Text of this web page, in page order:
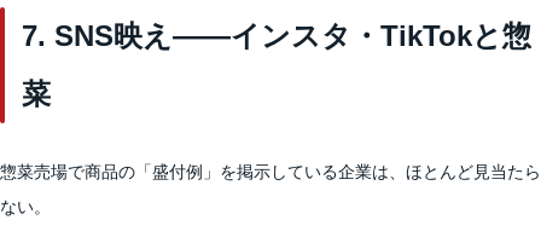
7. SNS映え——インスタ・TikTokと惣
菜
惣菜売場で商品の「盛付例」を掲示している企業は、ほとんど見当たら
ない。